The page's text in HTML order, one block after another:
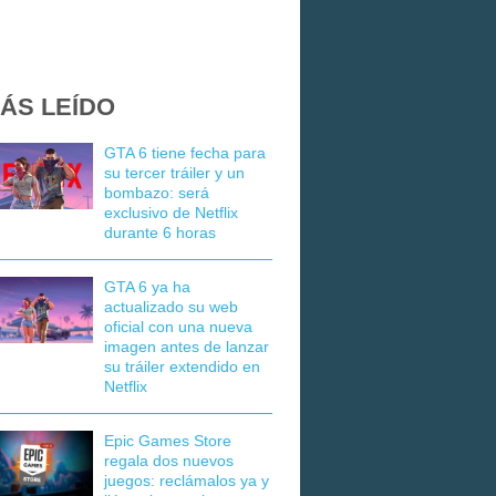
LEÍDO
GTA 6 tiene fecha para
su tercer tráiler y un
bombazo: será
exclusivo de Netflix
durante 6 horas
GTA 6 ya ha
actualizado su web
oficial con una nueva
imagen antes de lanzar
su tráiler extendido en
Netflix
Epic Games Store
regala dos nuevos
juegos: reclámalos ya y